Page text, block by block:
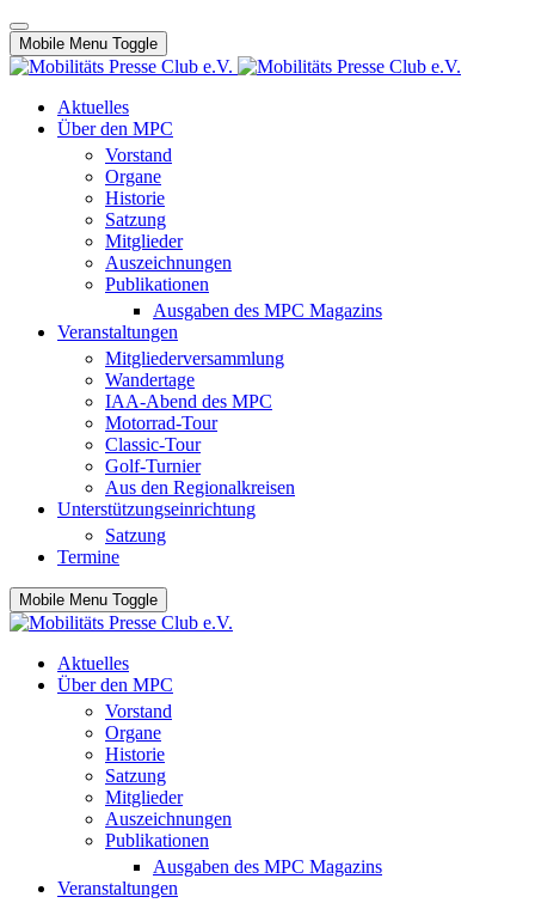
Mobile Menu Toggle
Aktuelles
Über den MPC
Vorstand
Organe
Historie
Satzung
Mitglieder
Auszeichnungen
Publikationen
Ausgaben des MPC Magazins
Veranstaltungen
Mitgliederversammlung
Wandertage
IAA-Abend des MPC
Motorrad-Tour
Classic-Tour
Golf-Turnier
Aus den Regionalkreisen
Unterstützungseinrichtung
Satzung
Termine
Mobile Menu Toggle
Aktuelles
Über den MPC
Vorstand
Organe
Historie
Satzung
Mitglieder
Auszeichnungen
Publikationen
Ausgaben des MPC Magazins
Veranstaltungen